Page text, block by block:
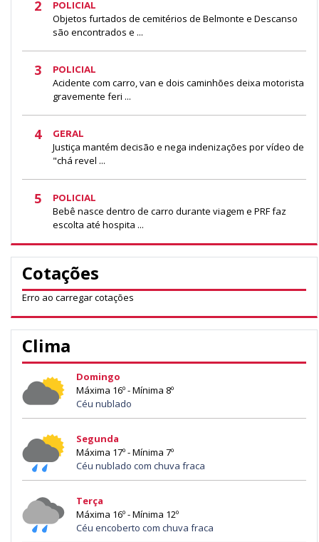
2 POLICIAL
Objetos furtados de cemitérios de Belmonte e Descanso
são encontrados e ...
3 POLICIAL
Acidente com carro, van e dois caminhões deixa motorista
gravemente feri ...
4 GERAL
Justiça mantém decisão e nega indenizações por vídeo de
"chá revel ...
5 POLICIAL
Bebê nasce dentro de carro durante viagem e PRF faz
escolta até hospita ...
Cotações
Erro ao carregar cotações
Clima
Domingo
Máxima 16º - Mínima 8º
Céu nublado
Segunda
Máxima 17º - Mínima 7º
Céu nublado com chuva fraca
Terça
Máxima 16º - Mínima 12º
Céu encoberto com chuva fraca